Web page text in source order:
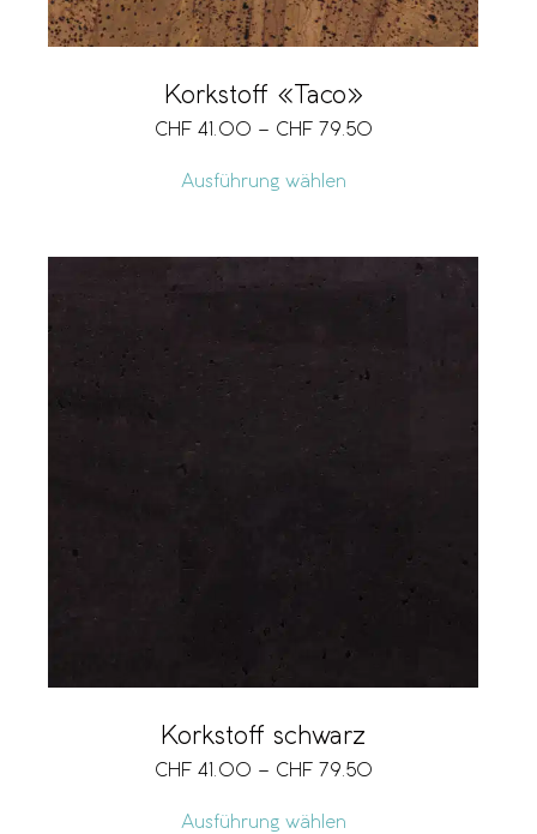
Korkstoff «Taco»
CHF 41.00 – CHF 79.50
Ausführung wählen
Korkstoff schwarz
CHF 41.00 – CHF 79.50
Ausführung wählen